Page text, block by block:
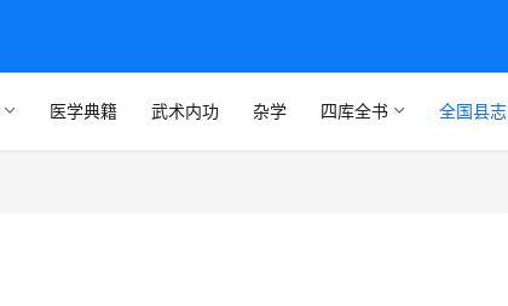
医学典籍 武术内功 杂学 四库全书 全国县志